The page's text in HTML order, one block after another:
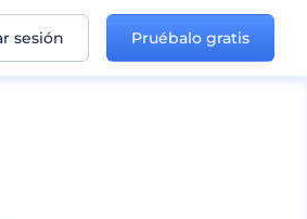
sesión Pruébalo gratis